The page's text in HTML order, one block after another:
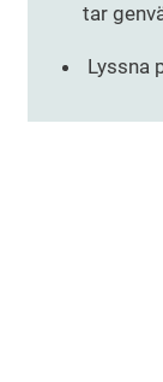
tar
Lyssna